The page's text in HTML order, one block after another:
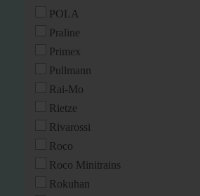
POLA
Praline
Primex
Pullmann
Rai-Mo
Rietze
Rivarossi
Roco
Roco Minitrains
Rokuhan